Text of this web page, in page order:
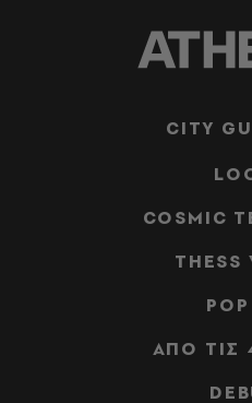
CITY
COSMIC
THESS
ΑΠΟ ΤΙΣ